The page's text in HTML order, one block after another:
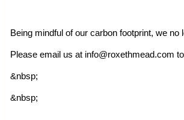
Being mindful of our carbon footprint, we no
Please email us at info@roxethmead.com
&nbsp;
&nbsp;